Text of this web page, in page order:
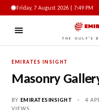
Friday, 7 August 2026 | 7:49 PM
THE GULF'S
EMIRATES INSIGHT
Masonry
BY EMIRATESINSIGHT • 4
VIEWS